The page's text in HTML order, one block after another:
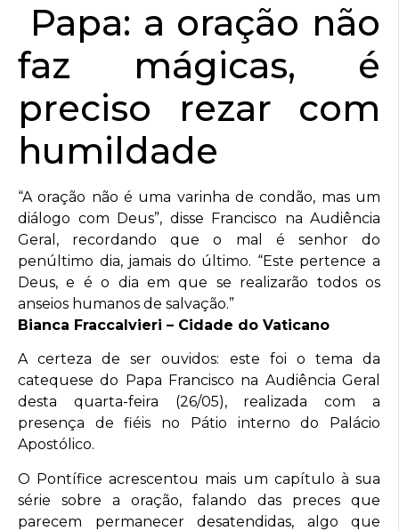
Papa: a oração não
faz mágicas, é
preciso rezar com
humildade
“A oração não é uma varinha de condão, mas um
diálogo com Deus”, disse Francisco na Audiência
Geral, recordando que o mal é senhor do
penúltimo dia, jamais do último. “Este pertence a
Deus, e é o dia em que se realizarão todos os
anseios humanos de salvação.”
Bianca Fraccalvieri – Cidade do Vaticano
A certeza de ser ouvidos: este foi o tema da
catequese do Papa Francisco na Audiência Geral
desta quarta-feira (26/05), realizada com a
presença de fiéis no Pátio interno do Palácio
Apostólico.
O Pontífice acrescentou mais um capítulo à sua
série sobre a oração, falando das preces que
parecem permanecer desatendidas, algo que